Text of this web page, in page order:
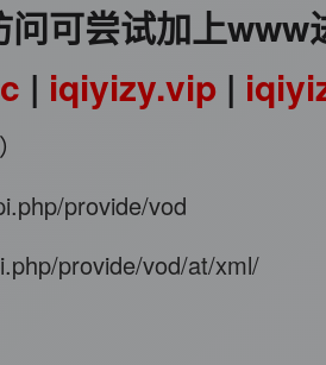
问可尝试加上www
| iqiyizy.vip |
provide/vod
provide/vod/at/xml/